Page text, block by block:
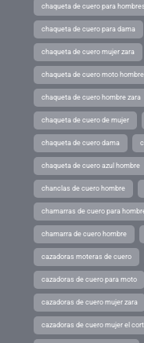
chaqueta de cuero para hombres
chaqueta de cuero para dama
chaqueta de cuero mujer zara
chaqueta de cuero moto hombre
chaqueta de cuero hombre zara
chaqueta de cuero de mujer
chaqueta de cuero dama
chaqueta de cuero azul hombre
chanclas de cuero hombre
chamarras de cuero para
chamarra de cuero hombre
cazadoras moteras de cuero
cazadoras de cuero para moto
cazadoras de cuero mujer zara
cazadoras de cuero mujer el